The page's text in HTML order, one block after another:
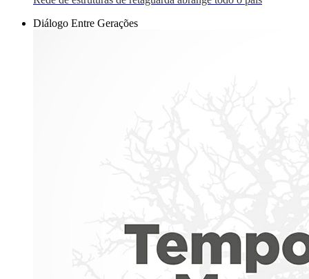
Diálogo Entre Gerações